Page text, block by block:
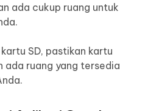
ada cukup ruang untuk
SD, pastikan kartu
ada ruang yang tersedia